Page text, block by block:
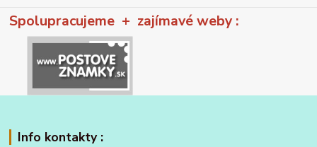
Spolupracujeme + zajímavé weby :
Info kontakty :